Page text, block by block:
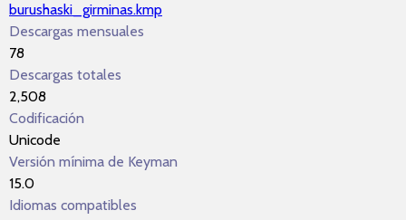
burushaski_girminas.kmp
Descargas mensuales
78
Descargas totales
2,508
Codificación
Unicode
Versión mínima de Keyman
15.0
Idiomas compatibles